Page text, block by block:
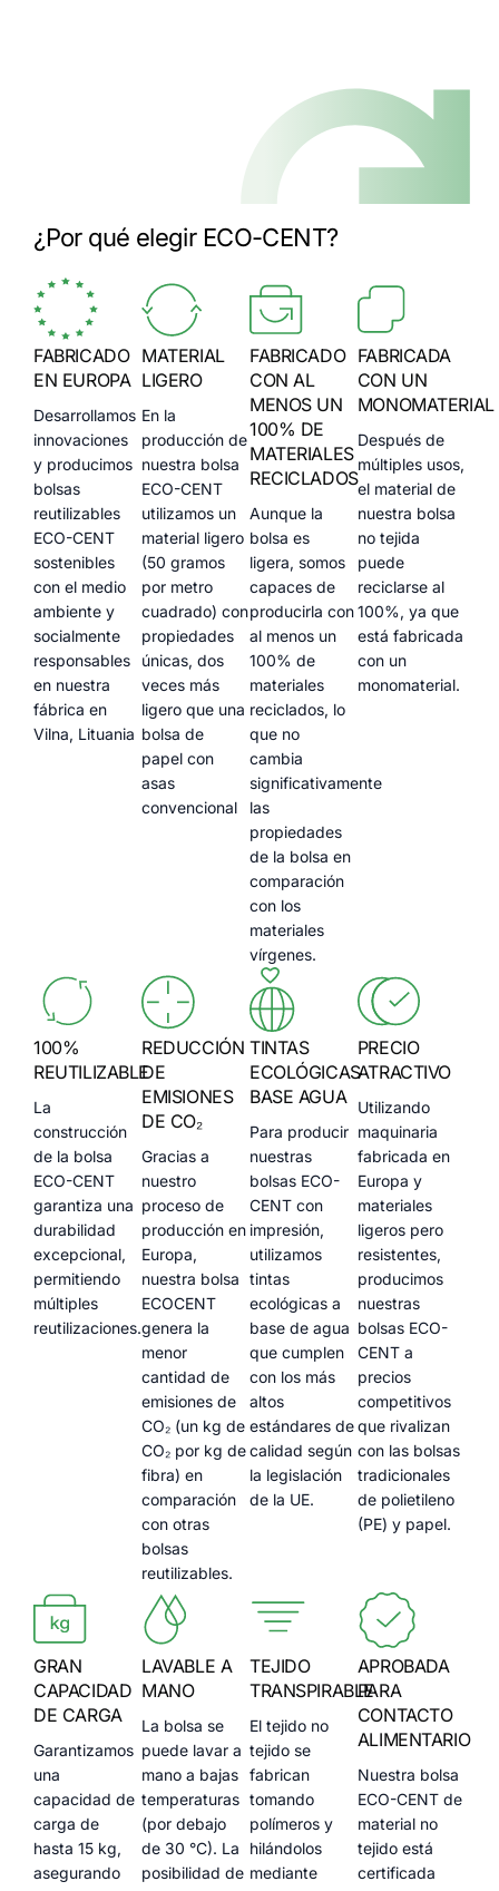
¿Por qué elegir ECO-CENT?
FABRICADO
EN EUROPA
Desarrollamos
innovaciones
y producimos
bolsas
reutilizables
ECO-CENT
sostenibles
con el medio
ambiente y
socialmente
responsables
en nuestra
fábrica en
Vilna, Lituania
MATERIAL
LIGERO
En la
producción de
nuestra bolsa
ECO-CENT
utilizamos un
material ligero
(50 gramos
por metro
cuadrado) con
propiedades
únicas, dos
veces más
ligero que una
bolsa de
papel con
asas
convencional
FABRICADO
CON AL
MENOS UN
100% DE
MATERIALES
RECICLADOS
Aunque la
bolsa es
ligera, somos
capaces de
producirla con
al menos un
100% de
materiales
reciclados, lo
que no
cambia
significativamente
las
propiedades
de la bolsa en
comparación
con los
materiales
vírgenes.
FABRICADA
CON UN
MONOMATERIAL
Después de
múltiples usos,
el material de
nuestra bolsa
no tejida
puede
reciclarse al
100%, ya que
está fabricada
con un
monomaterial.
100%
REUTILIZABLE
La
construcción
de la bolsa
ECO-CENT
garantiza una
durabilidad
excepcional,
permitiendo
múltiples
reutilizaciones.
REDUCCIÓN
DE
EMISIONES
DE CO₂
Gracias a
nuestro
proceso de
producción en
Europa,
nuestra bolsa
ECOCENT
genera la
menor
cantidad de
emisiones de
CO₂ (un kg de
CO₂ por kg de
fibra) en
comparación
con otras
bolsas
reutilizables.
TINTAS
ECOLÓGICAS
BASE AGUA
Para producir
nuestras
bolsas ECO-
CENT con
impresión,
utilizamos
tintas
ecológicas a
base de agua
que cumplen
con los más
altos
estándares de
calidad según
la legislación
de la UE.
PRECIO
ATRACTIVO
Utilizando
maquinaria
fabricada en
Europa y
materiales
ligeros pero
resistentes,
producimos
nuestras
bolsas ECO-
CENT a
precios
competitivos
que rivalizan
con las bolsas
tradicionales
de polietileno
(PE) y papel.
GRAN
CAPACIDAD
DE CARGA
Garantizamos
una
capacidad de
carga de
hasta 15 kg,
asegurando
LAVABLE A
MANO
La bolsa se
puede lavar a
mano a bajas
temperaturas
(por debajo
de 30 °C). La
posibilidad de
TEJIDO
TRANSPIRABLE
El tejido no
tejido se
fabrican
tomando
polímeros y
hilándolos
mediante
APROBADA
PARA
CONTACTO
ALIMENTARIO
Nuestra bolsa
ECO-CENT de
material no
tejido está
certificada